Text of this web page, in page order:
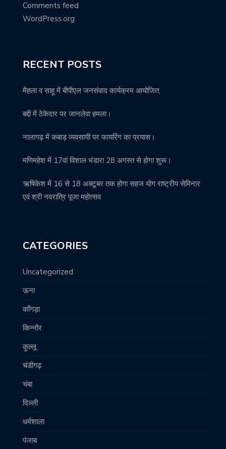
Comments feed
WordPress.org
RECENT POSTS
मैहला व साहू में बीपीएल जनसंवाद कार्यक्रम आयोजित,
बद्दी में ठेकेदार पर जानलेवा हमला।
नालागढ़ में कबाड़ व्यवसायी पर फायरिंग का प्रयास।
मणिमहेश में 17वां विशाल भंडारा 28 अगस्त से होगा शुरू।
ऋषिकेश में 16 से 18 अक्टूबर तक होगा सहज योग राष्ट्रीय सेमिनार
एवं श्री नवरात्रि पूजा महोत्सव
CATEGORIES
Uncategorized
ऊना
काँगड़ा
किन्नौर
कुल्लू
चंडीगढ़
चंबा
दिल्ली
धर्मशाला
पंजाब